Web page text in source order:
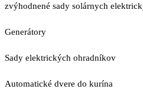
zvýhodnené sady solárnych
Generátory
Sady elektrických ohradníkov
Automatické dvere do kurína